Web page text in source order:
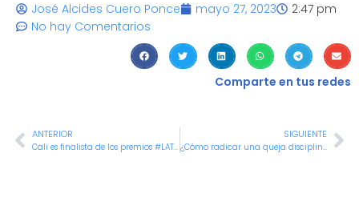
José Alcides Cuero Ponce mayo 27, 2023
2:47 pm
No hay Comentarios
Comparte en tus redes
ANTERIOR
Cali es finalista de los premios #LATAMDIGITAL2023
SIGUIENTE
¿Cómo radicar una queja disciplinaria?